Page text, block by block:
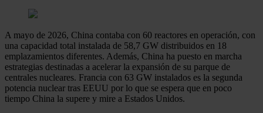
A mayo de 2026, China contaba con 60 reactores en operación, con
una capacidad total instalada de 58,7 GW distribuidos en 18
emplazamientos diferentes. Además, China ha puesto en marcha
estrategias destinadas a acelerar la expansión de su parque de
centrales nucleares. Francia con 63 GW instalados es la segunda
potencia nuclear tras EEUU por lo que se espera que en poco
tiempo China la supere y mire a Estados Unidos.